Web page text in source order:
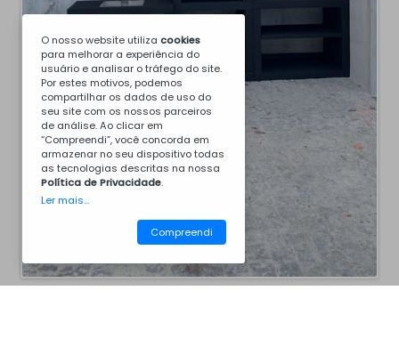
O nosso website utiliza cookies
para melhorar a experiência do
usuário e analisar o tráfego do site.
Por estes motivos, podemos
compartilhar os dados de uso do
seu site com os nossos parceiros
de análise. Ao clicar em
“Compreendi”, você concorda em
armazenar no seu dispositivo todas
as tecnologias descritas na nossa
Política de Privacidade.
Ler mais...
Compreendi